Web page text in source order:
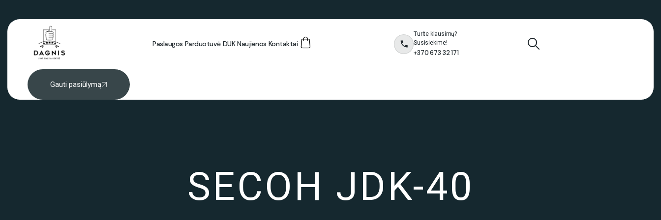
Paslaugos Parduotuvė DUK Naujienos Kontaktai
+370 673 32 171
Turite klausimų?
Susisiekime!
Gauti pasiūlymą
SECOH JDK-40